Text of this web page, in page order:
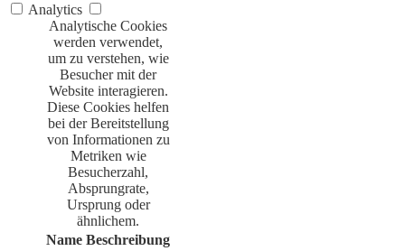
Analytics
Analytische Cookies
werden verwendet,
um zu verstehen, wie
Besucher mit der
Website interagieren.
Diese Cookies helfen
bei der Bereitstellung
von Informationen zu
Metriken wie
Besucherzahl,
Absprungrate,
Ursprung oder
ähnlichem.
Name Beschreibung